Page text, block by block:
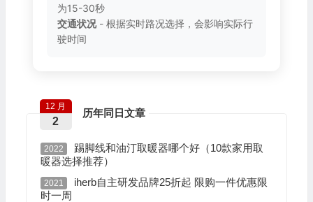
为15-30秒
交通状况- 根据实时路况选择，会影响实际行
驶时间
历年同日文章
12 月
2
2022
踢脚线和油汀取暖器哪个好（10款家用取
暖器选择推荐）
2021
iherb自主研发品牌25折起 限购一件优惠限
时一周